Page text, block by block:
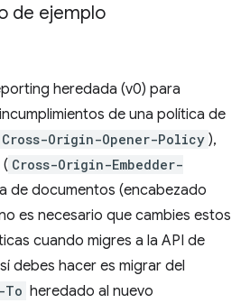
de ejemplo
heredada (v0) para
de una política de
Cross-Origin-Opener-Policy ),
( Cross-Origin-Embedder-
de documentos (encabezado
es necesario que cambies estos
cuando migres a la API de
debes hacer es migrar del
To heredado al nuevo